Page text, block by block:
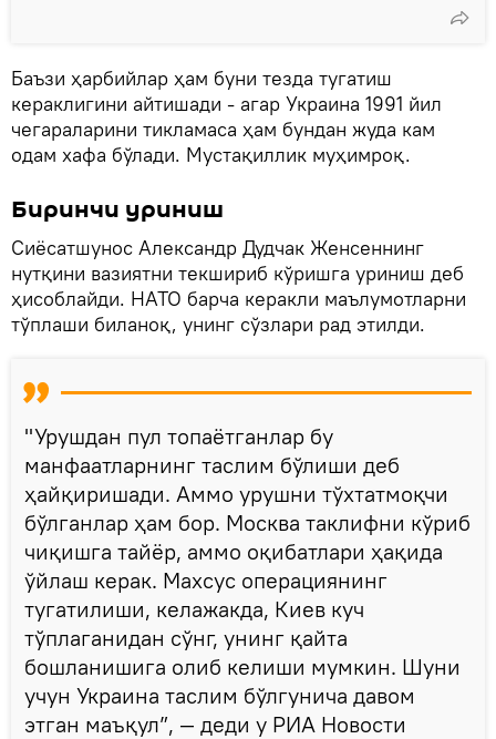
Баъзи ҳарбийлар ҳам буни тезда тугатиш
кераклигини айтишади - агар Украина 1991 йил
чегараларини тикламаса ҳам бундан жуда кам
одам хафа бўлади. Мустақиллик муҳимроқ.
Биринчи уриниш
Сиёсатшунос Александр Дудчак Женсеннинг
нутқини вазиятни текшириб кўришга уриниш деб
ҳисоблайди. НАТО барча керакли маълумотларни
тўплаши биланоқ, унинг сўзлари рад этилди.
"Урушдан пул топаётганлар бу
манфаатларнинг таслим бўлиши деб
ҳайқиришади. Аммо урушни тўхтатмоқчи
бўлганлар ҳам бор. Москва таклифни кўриб
чиқишга тайёр, аммо оқибатлари ҳақида
ўйлаш керак. Махсус операциянинг
тугатилиши, келажакда, Киев куч
тўплаганидан сўнг, унинг қайта
бошланишига олиб келиши мумкин. Шуни
учун Украина таслим бўлгунича давом
этган маъқул”, — деди у РИА Новости